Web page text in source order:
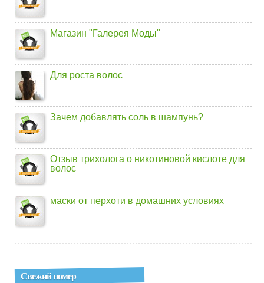
Магазин "Галерея Моды"
Для роста волос
Зачем добавлять соль в шампунь?
Отзыв трихолога о никотиновой кислоте для
волос
маски от перхоти в домашних условиях
Свежий номер